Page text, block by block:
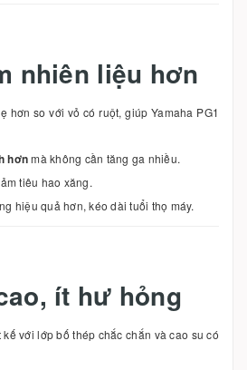
nhiên liệu hơn
hơn so với vỏ có ruột, giúp Yamaha PG1
hơnmà không cần tăng ga nhiều.
tiêu hao xăng.
hiệu quả hơn, kéo dài tuổi thọ máy.
ít hư hỏng
với lớp bố thép chắc chắn và cao su có